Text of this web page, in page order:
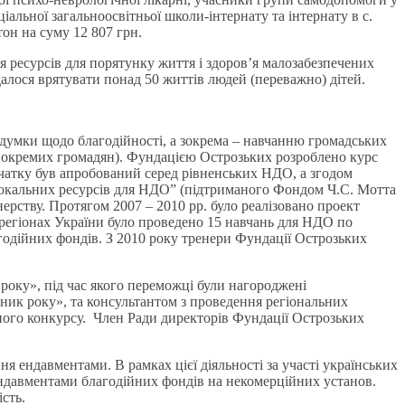
загальноосвітньої школи-інтернату та інтернату в с.
на суму 12 807 грн.
для порятунку життя і здоров’я малозабезпечених
врятувати понад 50 життів людей (переважно) дітей.
щодо благодійності, а зокрема – навчанню громадських
окремих громадян). Фундацією Острозьких розроблено курс
був апробований серед рівненських НДО, а згодом
ресурсів для НДО” (підтриманого Фондом Ч.С. Мотта
Протягом 2007 – 2010 рр. було реалізовано проект
України було проведено 15 навчань для НДО по
фондів. З 2010 року тренери Фундації Острозьких
під час якого переможці були нагороджені
року», та консультантом з проведення регіональних
конкурсу. Член Ради директорів Фундації Острозьких
В рамках цієї діяльності за участі українських
благодійних фондів на некомерційних установ.